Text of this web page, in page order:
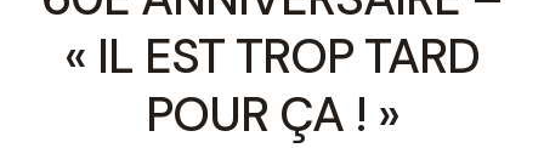
« IL EST TROP TARD
POUR ÇA ! »